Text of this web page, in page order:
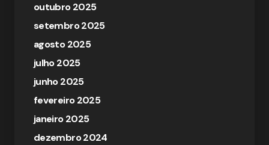
outubro 2025
setembro 2025
agosto 2025
julho 2025
junho 2025
fevereiro 2025
janeiro 2025
dezembro 2024